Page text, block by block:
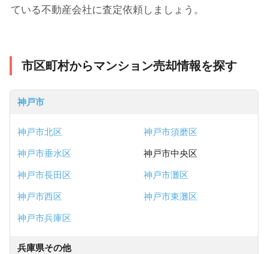
ている不動産会社に査定依頼しましょう。
市区町村からマンション売却情報を探す
神戸市
神戸市北区
神戸市須磨区
神戸市垂水区
神戸市中央区
神戸市長田区
神戸市灘区
神戸市西区
神戸市東灘区
神戸市兵庫区
兵庫県その他